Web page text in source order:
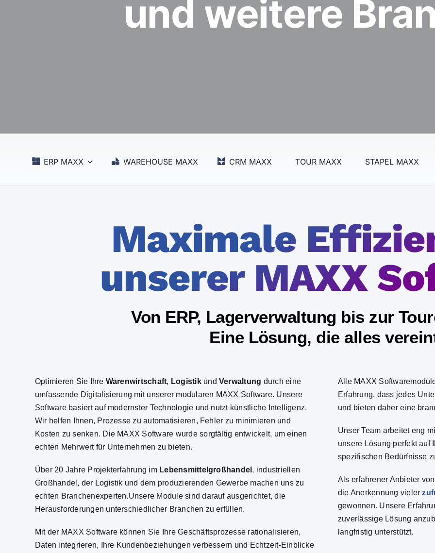
und weitere
ERP MAXX WAREHOUSE MAXX CRM MAXX TOUR MAXX STAPEL MAXX
Maximale
unserer MAXX
Von ERP, Lagerverwaltung bis zur
Eine Lösung, die alles
Optimieren Sie Ihre Warenwirtschaft, Logistik und Verwaltung durch eine
umfassende Digitalisierung mit unserer modularen MAXX Software. Unsere
Software basiert auf modernster Technologie und nutzt künstliche Intelligenz.
Wir helfen Ihnen, Prozesse zu automatisieren, Fehler zu minimieren und
Kosten zu senken. Die MAXX Software wurde sorgfältig entwickelt, um einen
echten Mehrwert für Unternehmen zu bieten.
Über 20 Jahre Projekterfahrung im Lebensmittelgroßhandel , industriellen
Großhandel , der Logistik und dem produzierenden Gewerbe machen uns zu
echten Branchenexperten.Unsere Module sind darauf ausgerichtet, die
Herausforderungen unterschiedlicher Branchen zu erfüllen.
Mit der MAXX Software können Sie Ihre Geschäftsprozesse rationalisieren,
Daten integrieren, Ihre Kundenbeziehungen verbessern und Echtzeit-Einblicke
Alle MAXX
Erfahrung, dass jedes
und bieten daher eine
Unser Team arbeitet eng
unsere Lösung perfekt auf
spezifischen Bedürfnisse
Als erfahrener Anbieter
die Anerkennung vieler
gewonnen. Unsere
zuverlässige Lösung
langfristig unterstützt.